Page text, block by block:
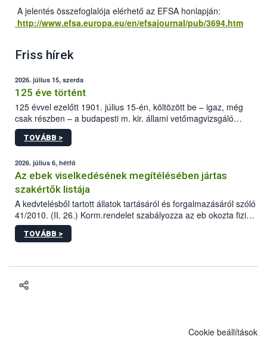
A jelentés összefoglalója elérhető az EFSA honlapján:
http://www.efsa.europa.eu/en/efsajournal/pub/3694.htm
Friss hírek
2026. július 15, szerda
125 éve történt
125 évvel ezelőtt 1901. július 15-én, költözött be – igaz, még
csak részben – a budapesti m. kir. állami vetőmagvizsgáló
állomás a Kis Rókus utca 15. szám alatti, Czigler Győző által
tervezett új épületébe.
TOVÁBB >
2026. július 6, hétfő
Az ebek viselkedésének megítélésében jártas
szakértők listája
A kedvtelésből tartott állatok tartásáról és forgalmazásáról szóló
41/2010. (II. 26.) Korm.rendelet szabályozza az eb okozta fizikai
sérülés, illetve ennek veszélye keletkezésekor felmerülő
hatósági feladatokat, valamint a veszélyes eb tartását és annak
TOVÁBB >
Cookie beállítások